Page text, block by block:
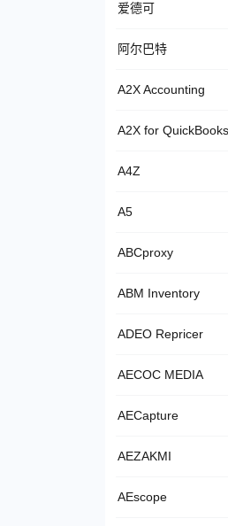
爱德可
阿尔巴特
A2X Accounting
A2X for
A4Z
A5
ABCproxy
ABM Inventory
ADEO Repricer
AECOC MEDIA
AECapture
AEZAKMI
AEscope